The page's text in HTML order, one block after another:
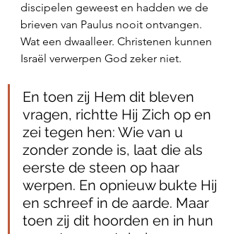
discipelen geweest en hadden we de
brieven van Paulus nooit ontvangen.
Wat een dwaalleer. Christenen kunnen
Israël verwerpen God zeker niet.
En toen zij Hem dit bleven
vragen, richtte Hij Zich op en
zei tegen hen: Wie van u
zonder zonde is, laat die als
eerste de steen op haar
werpen. En opnieuw bukte Hij
en schreef in de aarde. Maar
toen zij dit hoorden en in hun